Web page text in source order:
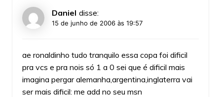
Daniel disse:
15 de junho de 2006 às 19:57
ae ronaldinho tudo tranquilo essa copa foi dificil
pra vcs e pra nois só 1 a 0 sei que é dificil mais
imagina pergar alemanha,argentina,inglaterra vai
ser mais dificil: me add no seu msn